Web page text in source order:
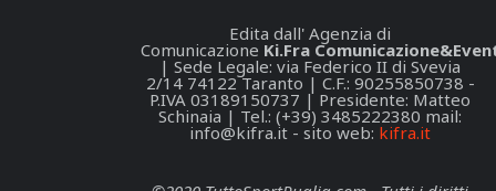
Edita dall' Agenzia di
Comunicazione Ki.Fra
| Sede Legale: via Federico II di Svevia
2/14 74122 Taranto | C.F.: 90255850738 -
P.IVA 03189150737 | Presidente: Matteo
Schinaia | Tel.: (+39) 3485222380 mail:
info@kifra.it - sito web: kifra.it